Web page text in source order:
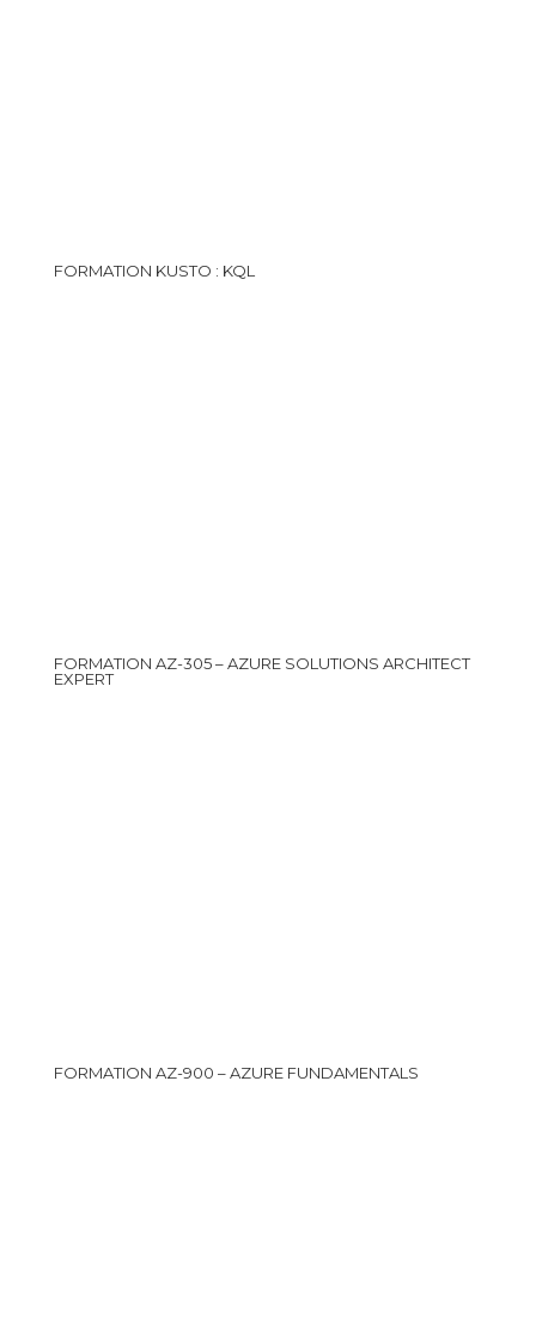
FORMATION KUSTO : KQL
FORMATION AZ-305 – AZURE SOLUTIONS ARCHITECT
EXPERT
FORMATION AZ-900 – AZURE FUNDAMENTALS